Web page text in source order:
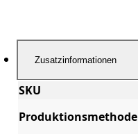
Zusatzinformationen
SKU
Produktionsmethode